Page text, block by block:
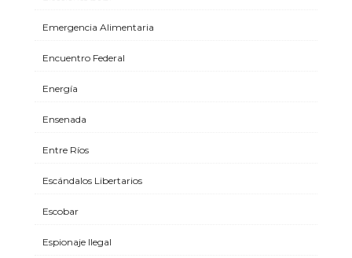
Emergencia Alimentaria
Encuentro Federal
Energía
Ensenada
Entre Ríos
Escándalos Libertarios
Escobar
Espionaje Ilegal